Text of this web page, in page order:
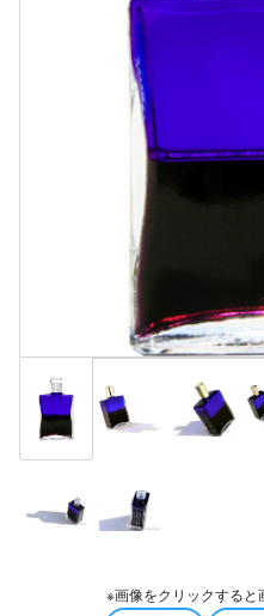
※画像をクリックすると